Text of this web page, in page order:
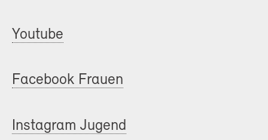
Youtube
Facebook Frauen
Instagram Jugend